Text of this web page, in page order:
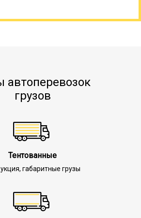
автоперевозок
грузов
Тентованные
габаритные грузы